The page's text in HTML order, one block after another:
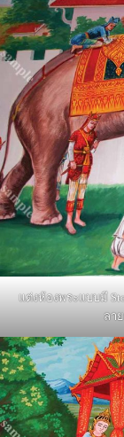
แต่งห้องพระแบบมี
ลา